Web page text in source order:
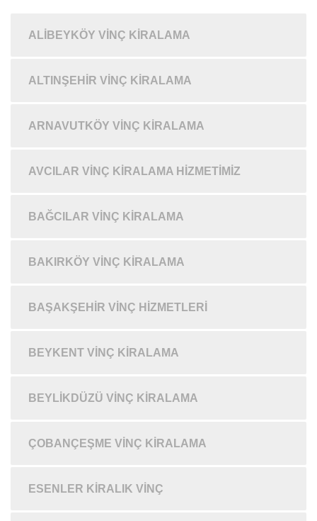
ALIBEYKÖY VINÇ KIRALAMA
ALTINŞEHIR VINÇ KIRALAMA
ARNAVUTKÖY VINÇ KIRALAMA
AVCILAR VINÇ KIRALAMA HIZMETIMIZ
BAĞCILAR VINÇ KIRALAMA
BAKIRKÖY VINÇ KIRALAMA
BAŞAKŞEHIR VINÇ HIZMETLERI
BEYKENT VINÇ KIRALAMA
BEYLIKDÜZÜ VINÇ KIRALAMA
ÇOBANÇEŞME VINÇ KIRALAMA
ESENLER KIRALIK VINÇ